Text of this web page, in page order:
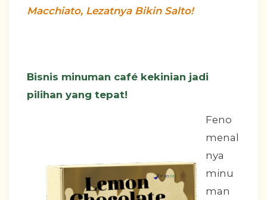
Macchiato, Lezatnya Bikin Salto!
Bisnis minuman café kekinian jadi
pilihan yang tepat!
Feno
menal
nya
minu
man